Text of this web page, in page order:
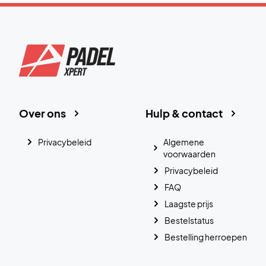
Hulp & contact
Algemene
voorwaarden
Privacybeleid
FAQ
Laagste prijs
Bestelstatus
Bestelling herroepen
Over ons
Privacybeleid